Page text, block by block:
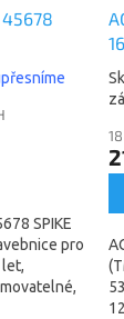
45678
SPIKE
pro